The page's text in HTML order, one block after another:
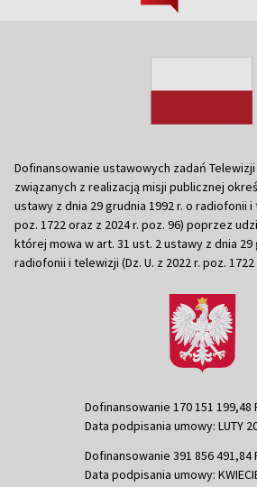
Dofinansowanie ustawowych zadań
związanych z realizacją misji publicznej
ustawy z dnia 29 grudnia 1992 r. o radiofonii i
poz. 1722 oraz z 2024 r. poz. 96) poprzez
której mowa w art. 31 ust. 2 ustawy z dnia 29
radiofonii i telewizji (Dz. U. z 2022 r. poz.
Dofinansowanie 170 151 199,48
Data podpisania umowy: LUTY
Dofinansowanie 391 856 491,84
Data podpisania umowy: